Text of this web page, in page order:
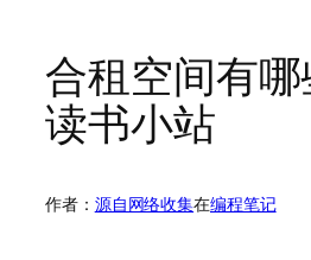
合租空间有哪
读书小站
作者： 源自网络收集在编程笔记